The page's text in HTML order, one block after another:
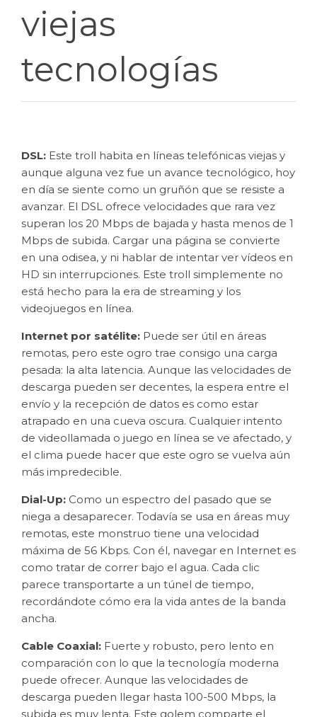
viejas
tecnologías
DSL: Este troll habita en líneas telefónicas viejas y
aunque alguna vez fue un avance tecnológico, hoy
en día se siente como un gruñón que se resiste a
avanzar. El DSL ofrece velocidades que rara vez
superan los 20 Mbps de bajada y hasta menos de 1
Mbps de subida. Cargar una página se convierte
en una odisea, y ni hablar de intentar ver vídeos en
HD sin interrupciones. Este troll simplemente no
está hecho para la era de streaming y los
videojuegos en línea.
Internet por satélite: Puede ser útil en áreas
remotas, pero este ogro trae consigo una carga
pesada: la alta latencia. Aunque las velocidades de
descarga pueden ser decentes, la espera entre el
envío y la recepción de datos es como estar
atrapado en una cueva oscura. Cualquier intento
de videollamada o juego en línea se ve afectado, y
el clima puede hacer que este ogro se vuelva aún
más impredecible.
Dial-Up: Como un espectro del pasado que se
niega a desaparecer. Todavía se usa en áreas muy
remotas, este monstruo tiene una velocidad
máxima de 56 Kbps. Con él, navegar en Internet es
como tratar de correr bajo el agua. Cada clic
parece transportarte a un túnel de tiempo,
recordándote cómo era la vida antes de la banda
ancha.
Cable Coaxial: Fuerte y robusto, pero lento en
comparación con lo que la tecnología moderna
puede ofrecer. Aunque las velocidades de
descarga pueden llegar hasta 100-500 Mbps, la
subida es muy lenta. Este golem comparte el